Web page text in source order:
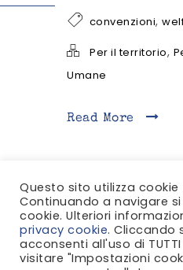
convenzioni,
Per il territorio,
Umane
Read More
Questo sito utilizza
Continuando a navigare
cookie. Ulteriori
privacy cookie. Cliccando
acconsenti all'uso di
visitare "Impostazioni